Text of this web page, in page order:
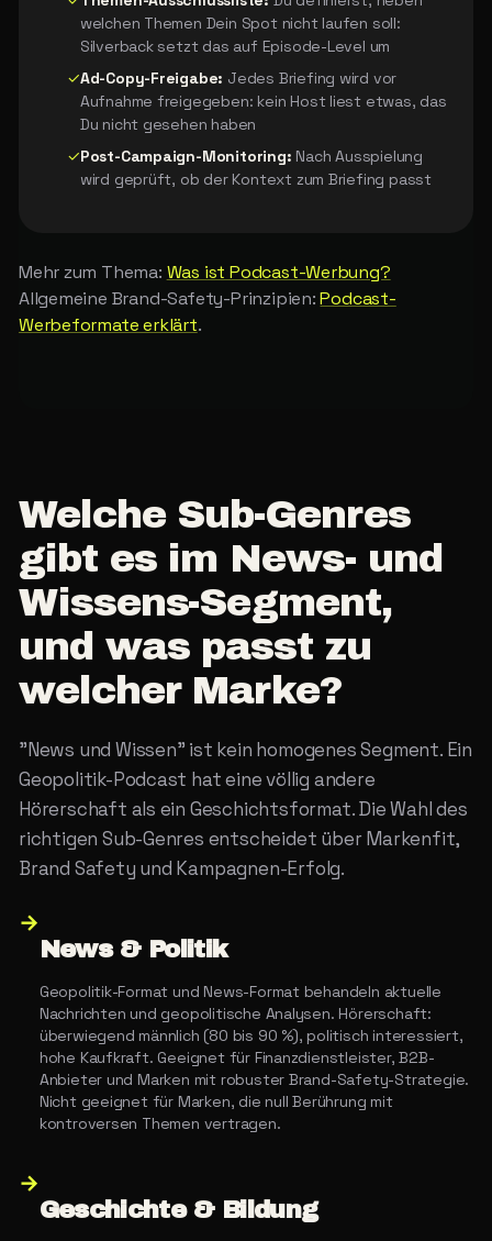
welchen Themen Dein Spot nicht laufen soll:
Silverback setzt das auf Episode-Level um
✓Ad-Copy-Freigabe: Jedes Briefing wird vor
Aufnahme freigegeben: kein Host liest etwas, das
Du nicht gesehen haben
✓Post-Campaign-Monitoring: Nach Ausspielung
wird geprüft, ob der Kontext zum Briefing passt
Mehr zum Thema: Was ist Podcast-Werbung?
Allgemeine Brand-Safety-Prinzipien:Podcast-
Werbeformate erklärt.
Welche Sub-Genres
gibt es im News- und
Wissens-Segment,
und was passt zu
welcher Marke?
"News und Wissen" ist kein homogenes Segment. Ein
Geopolitik-Podcast hat eine völlig andere
Hörerschaft als ein Geschichtsformat. Die Wahl des
richtigen Sub-Genres entscheidet über Markenfit,
Brand Safety und Kampagnen-Erfolg.
→
News & Politik
Geopolitik-Format und News-Format behandeln aktuelle
Nachrichten und geopolitische Analysen. Hörerschaft:
überwiegend männlich (80 bis 90 %), politisch interessiert,
hohe Kaufkraft. Geeignet für Finanzdienstleister, B2B-
Anbieter und Marken mit robuster Brand-Safety-Strategie.
Nicht geeignet für Marken, die null Berührung mit
kontroversen Themen vertragen.
→
Geschichte & Bildung